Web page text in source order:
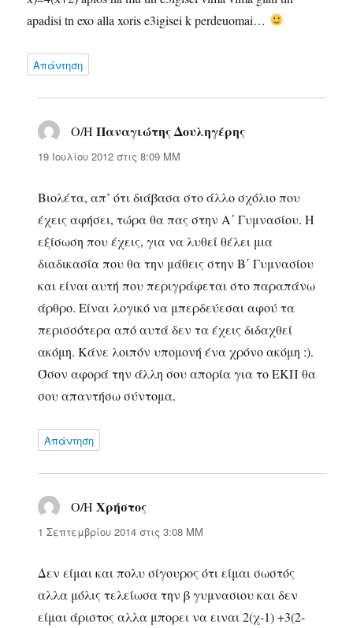
apadisi tn exo alla xoris e3igisei k perdeuomai…
Απάντηση
Ο/ΗΠαναγιώτης Δουληγέρης
19 Ιουλίου 2012 στις 8:09 ΜΜ
Βιολέτα, απ’ ότι διάβασα στο άλλο σχόλιο που
έχεις αφήσει, τώρα θα πας στην Α΄ Γυμνασίου. Η
εξίσωση που έχεις, για να λυθεί θέλει μια
διαδικασία που θα την μάθεις στην Β΄ Γυμνασίου
και είναι αυτή που περιγράφεται στο παραπάνω
άρθρο. Είναι λογικό να μπερδεύεσαι αφού τα
περισσότερα από αυτά δεν τα έχεις διδαχθεί
ακόμη. Κάνε λοιπόν υπομονή ένα χρόνο ακόμη :).
Όσον αφορά την άλλη σου απορία για το ΕΚΠ θα
σου απαντήσω σύντομα.
Απάντηση
Ο/ΗΧρήστος
1 Σεπτεμβρίου 2014 στις 3:08 ΜΜ
Δεν είμαι και πολυ σίγουρος ότι είμαι σωστός
αλλα μόλις τελείωσα την β γυμνασιου και δεν
είμαι άριστος αλλα μπορει να ειναι 2(χ-1) +3(2-